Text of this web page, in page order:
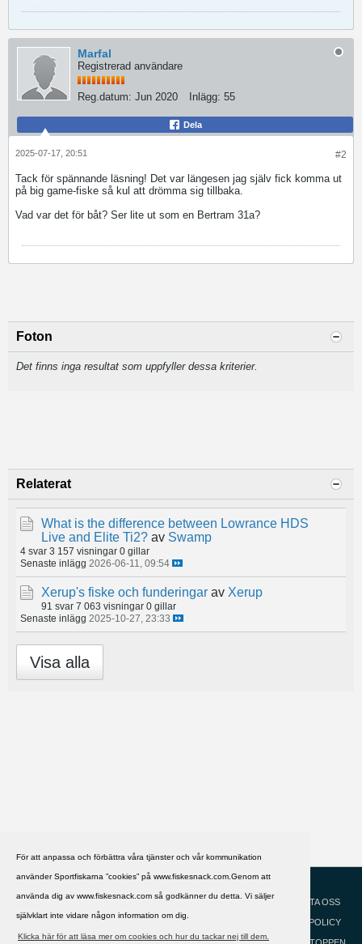
För att anpassa och förbättra våra tjänster och vår kommunikation
använder Sportfiskarna ”cookies” på www.fiskesnack.com.Genom att
använda dig av www.fiskesnack.com så godkänner du detta. Vi säljer
självklart inte vidare någon information om dig.
Klicka här för att läsa mer om cookies och hur du tackar nej till dem.
Marfal
Registrerad användare
Reg.datum: Jun 2020 Inlägg: 55
Dela
#2
2025-07-17, 20:51
Tack för spännande läsning! Det var längesen jag själv fick komma ut
på big game-fiske så kul att drömma sig tillbaka.
Vad var det för båt? Ser lite ut som en Bertram 31a?
Foton
Det finns inga resultat som uppfyller dessa kriterier.
Relaterat
What is the difference between Lowrance HDS
Live and Elite Ti2? av Swamp
4 svar 3 157 visningar 0 gillar
Senaste inlägg 2026-06-11, 09:54
Xerup's fiske och funderingar av Xerup
91 svar 7 063 visningar 0 gillar
Senaste inlägg 2025-10-27, 23:33
Visa alla
HJÄLP
KONTAKTA OSS
COOKIEPOLICY